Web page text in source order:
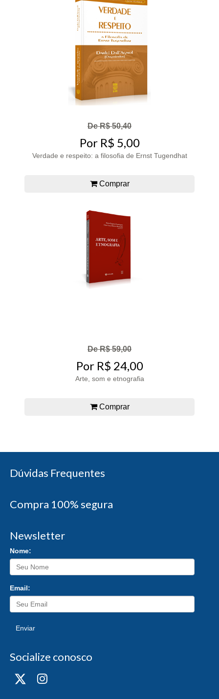
De R$ 50,40
Por R$ 5,00
Verdade e respeito: a filosofia de Ernst Tugendhat
Comprar
De R$ 59,00
Por R$ 24,00
Arte, som e etnografia
Comprar
Dúvidas Frequentes
Compra 100% segura
Newsletter
Nome:
Email:
Enviar
Socialize conosco